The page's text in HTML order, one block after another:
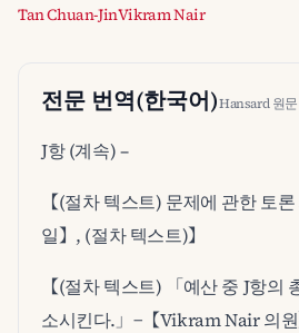
Tan Chuan-JinVikram Nair
전문 번역(한국어)Hansard 원문
J항 (계속) –
【(절차 텍스트) 문제에 관한 토
일】, (절차 텍스트)】
【(절차 텍스트) 「예산 중 J항의
소시킨다.」−【Vikram Nair 의원